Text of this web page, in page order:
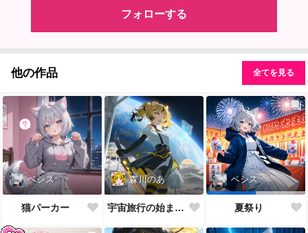
フォローする
他の作品 全てを見る
ベシス
猫パーカー
森川のあ
宇宙旅行の始まり ― 虎耳の旅人
ベシス
夏祭り